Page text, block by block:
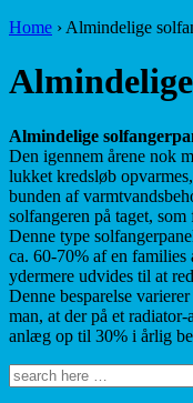
Home › Almindelige
Almindelige
Den igennem årene nok
lukket kredsløb
bunden af
solfangeren på taget,
Denne type
ca. 60-70% af en
ydermere udvides til at
Denne besparelse
man, at der på et
anlæg op til 30% i årlig
Search
for: